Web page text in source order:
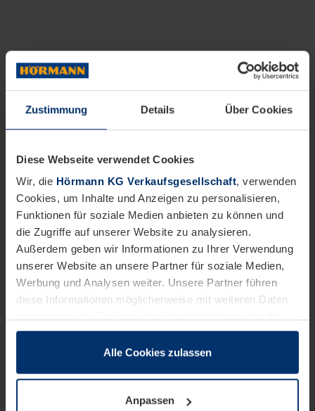
Zustimmung Details Über Cookies
Diese Webseite verwendet Cookies
Wir, die Hörmann KG Verkaufsgesellschaft, verwenden
Cookies, um Inhalte und Anzeigen zu personalisieren,
Funktionen für soziale Medien anbieten zu können und
die Zugriffe auf unserer Website zu analysieren.
Außerdem geben wir Informationen zu Ihrer Verwendung
unserer Website an unsere Partner für soziale Medien,
Werbung und Analysen weiter. Unsere Partner führen
diese Informationen möglicherweise mit weiteren Daten
sie im Rahmen Ihrer Nutzung der Dienste gesammelt
wenn diese für den Betrieb dieser Seite unbedingt
notwendig sind. Für alle anderen Cookie-Typen benötigen
Alle Cookies zulassen
Anpassen